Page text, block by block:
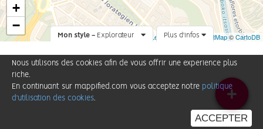
Mon style - Explorateur Plus d'infos
+
−
Leaflet|©OpenStreetMap©CartoDB
Nous utilisons des cookies afin de vous offrir une experience plus
riche.
En continuant sur mappified.com vous acceptez notre politique
d'utilisation des cookies.